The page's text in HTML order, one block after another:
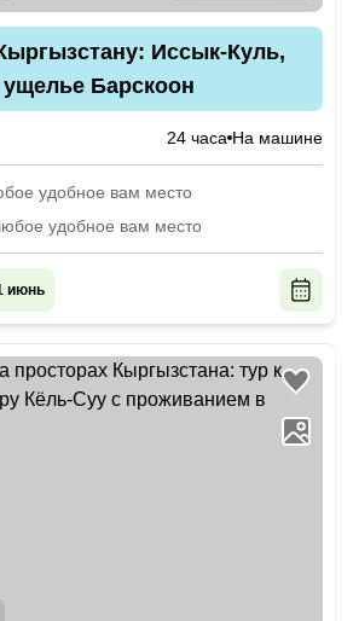
Иссык-Куль,
Барскоон
24 часа На машине
удобное вам место
удобное вам место
июнь